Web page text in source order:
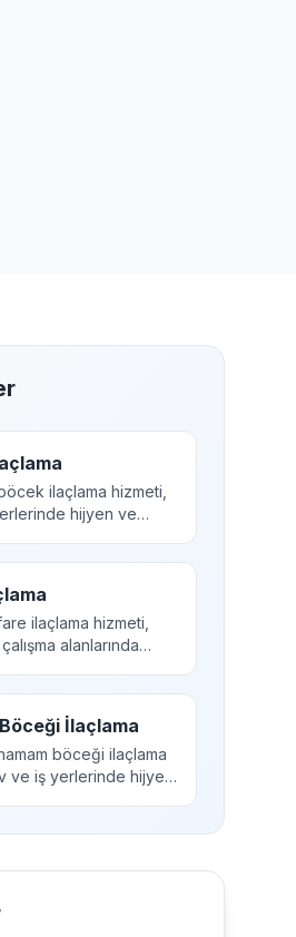
ilaçlama hizmeti,
hijyen ve
ilaçlama hizmeti,
alanlarında
İlaçlama
böceği ilaçlama
ve iş yerlerinde hijyen